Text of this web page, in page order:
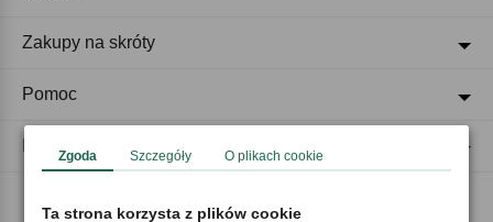
Zakupy na skróty
Pomoc
Regulaminy
Zgoda Szczegóły O plikach cookie
Ta strona korzysta z plików cookie